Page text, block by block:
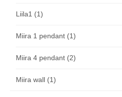
Liila1 (1)
Miira 1 pendant (1)
Miira 4 pendant (2)
Miira wall (1)